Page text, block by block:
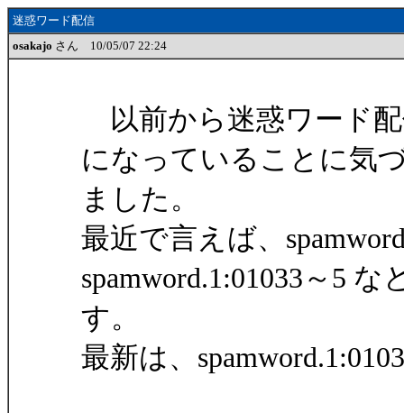
迷惑ワード配信
osakajo さん 10/05/07 22:24
以前から迷惑ワード
になっていることに気
ました。
最近で言えば、
spamword.1:01033～5 な
す。
最新は、